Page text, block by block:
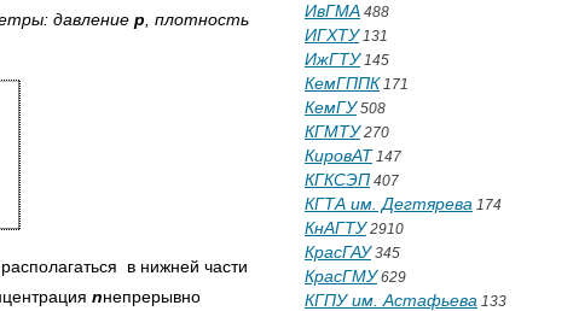
давление р , плотность
в нижней части
nнепрерывно
ИвГМА 488
ИГХТУ131
ИжГТУ145
КемГППК 171
КемГУ508
КГМТУ270
КировАТ 147
КГКСЭП 407
КГТА им. Дегтярева 174
КнАГТУ2910
КрасГАУ345
КрасГМУ629
КГПУ им. Астафьева 133